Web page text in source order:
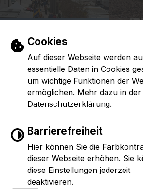
Einstellungen zu
Cookies
Auf dieser Webseite werden
essentielle Daten in Cookies
um wichtige Funktionen der
ermöglichen. Mehr dazu in der
Datenschutzerklärung.
Barrierefreiheit
Hier können Sie die
dieser Webseite erhöhen. Sie
diese Einstellungen jederzeit
deaktivieren.